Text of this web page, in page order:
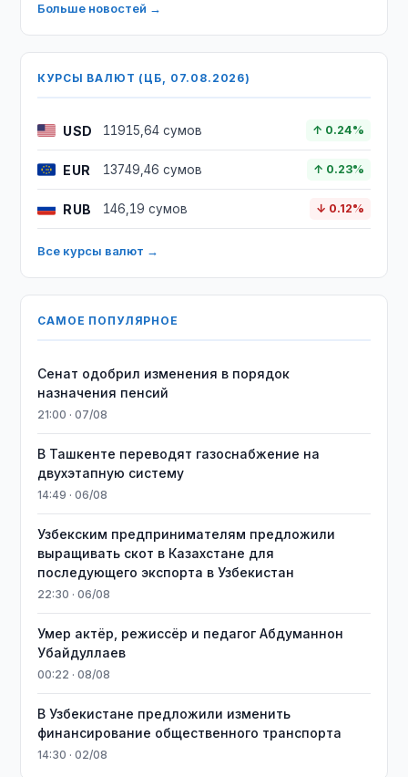
Больше новостей →
КУРСЫ ВАЛЮТ (ЦБ, 07.08.2026)
USD 11915,64 сумов ↑ 0.24%
EUR 13749,46 сумов ↑ 0.23%
RUB 146,19 сумов ↓ 0.12%
Все курсы валют →
САМОЕ ПОПУЛЯРНОЕ
Сенат одобрил изменения в порядок
назначения пенсий
21:00 · 07/08
В Ташкенте переводят газоснабжение на
двухэтапную систему
14:49 · 06/08
Узбекским предпринимателям предложили
выращивать скот в Казахстане для
последующего экспорта в Узбекистан
22:30 · 06/08
Умер актёр, режиссёр и педагог Абдуманнон
Убайдуллаев
00:22 · 08/08
В Узбекистане предложили изменить
финансирование общественного транспорта
14:30 · 02/08